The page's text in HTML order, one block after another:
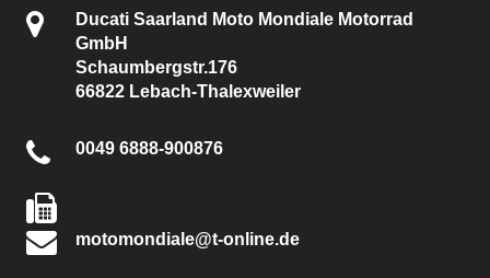
Ducati Saarland Moto Mondiale Motorrad
GmbH
Schaumbergstr.176
66822 Lebach-Thalexweiler
0049 6888-900876
motomondiale@t-online.de